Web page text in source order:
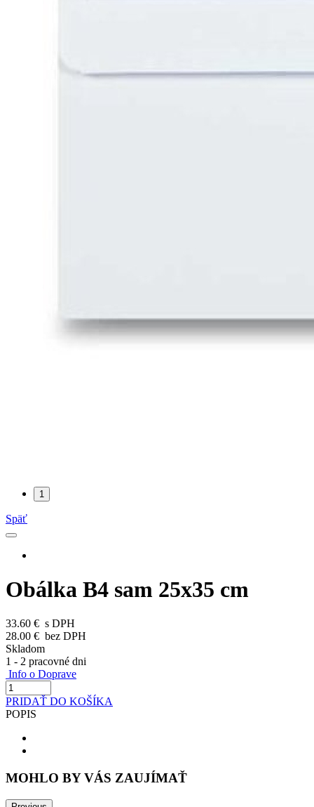
1
Späť
Obálka B4 sam 25x35 cm
33.60 € s DPH
28.00 € bez DPH
Skladom
1 - 2 pracovné dni
Info o Doprave
PRIDAŤ DO KOŠÍKA
POPIS
MOHLO BY VÁS ZAUJÍMAŤ